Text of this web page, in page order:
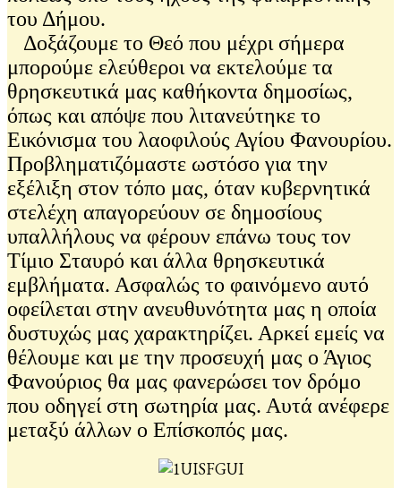
του Δήμου.
Δοξάζουμε το Θεό που μέχρι σήμερα
μπορούμε ελεύθεροι να εκτελούμε τα
θρησκευτικά μας καθήκοντα δημοσίως,
όπως και απόψε που λιτανεύτηκε το
Εικόνισμα του λαοφιλούς Αγίου Φανουρίου.
Προβληματιζόμαστε ωστόσο για την
εξέλιξη στον τόπο μας, όταν κυβερνητικά
στελέχη απαγορεύουν σε δημοσίους
υπαλλήλους να φέρουν επάνω τους τον
Τίμιο Σταυρό και άλλα θρησκευτικά
εμβλήματα. Ασφαλώς το φαινόμενο αυτό
οφείλεται στην ανευθυνότητα μας η οποία
δυστυχώς μας χαρακτηρίζει. Αρκεί εμείς να
θέλουμε και με την προσευχή μας ο Άγιος
Φανούριος θα μας φανερώσει τον δρόμο
που οδηγεί στη σωτηρία μας. Αυτά ανέφερε
μεταξύ άλλων ο Επίσκοπός μας.